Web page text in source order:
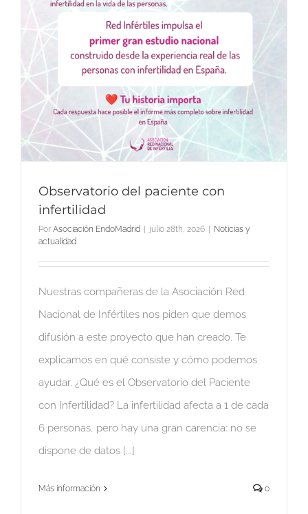
Observatorio del paciente con
infertilidad
Por Asociación EndoMadrid | julio 28th, 2026 | Noticias y
actualidad
Nuestras compañeras de la Asociación Red
Nacional de Infértiles nos piden que demos
difusión a este proyecto que han creado. Te
explicamos en qué consiste y cómo podemos
ayudar. ¿Qué es el Observatorio del Paciente
con Infertilidad? La infertilidad afecta a 1 de cada
6 personas, pero hay una gran carencia: no se
dispone de datos [...]
Más información 0